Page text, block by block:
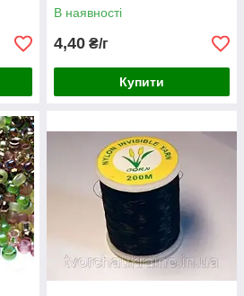
В наявності
4,40 ₴/г
Купити